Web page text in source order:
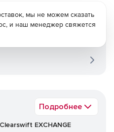
Подробнее
Clearswift EXCHANGE
мы не можем сказать
и наш менеджер свяжется